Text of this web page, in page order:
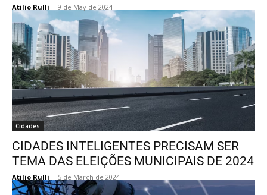
Atilio Rulli - 9 de May de 2024
Cidades
CIDADES INTELIGENTES PRECISAM SER
TEMA DAS ELEIÇÕES MUNICIPAIS DE 2024
Atilio Rulli - 5 de March de 2024